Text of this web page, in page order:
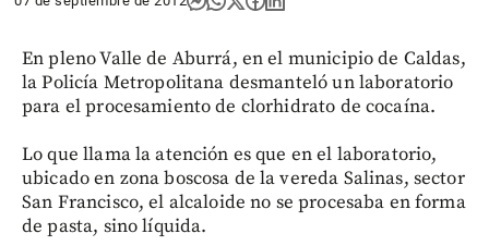
En pleno Valle de Aburrá, en el municipio de Caldas,
la Policía Metropolitana desmanteló un laboratorio
para el procesamiento de clorhidrato de cocaína.
Lo que llama la atención es que en el laboratorio,
ubicado en zona boscosa de la vereda Salinas, sector
San Francisco, el alcaloide no se procesaba en forma
de pasta, sino líquida.